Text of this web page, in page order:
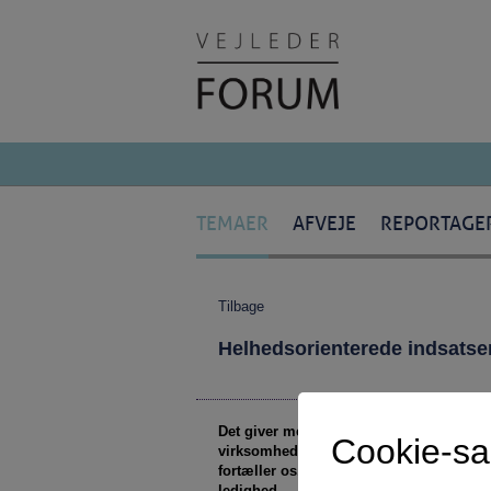
TEMAER AFVEJE
Tilbage
Helhedsorienterede
Det giver mere fleksibilitet i
virksomhedskonsulent og
fortæller os, hvad vi kan lære af
Cookie-